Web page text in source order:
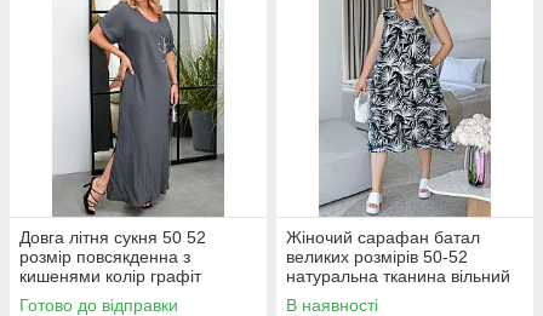
Довга літня сукня 50 52
розмір повсякденна з
кишенями колір графіт
Готово до відправки
Жіночий сарафан батал
великих розмірів 50-52
натуральна тканина вільний
чорний
В наявності